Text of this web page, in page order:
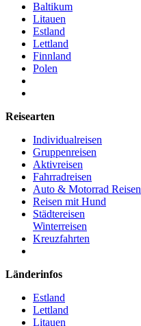
Baltikum
Litauen
Estland
Lettland
Finnland
Polen
Reisearten
Individualreisen
Gruppenreisen
Aktivreisen
Fahrradreisen
Auto & Motorrad Reisen
Reisen mit Hund
Städtereisen
Winterreisen
Kreuzfahrten
Länderinfos
Estland
Lettland
Litauen